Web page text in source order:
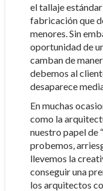
el tallaje
fabricación que
menores. Sin
oportunidad de
camban de
debemos al
desaparece
En muchas
como la
nuestro papel de
probemos,
llevemos la
conseguir una
los arquitectos